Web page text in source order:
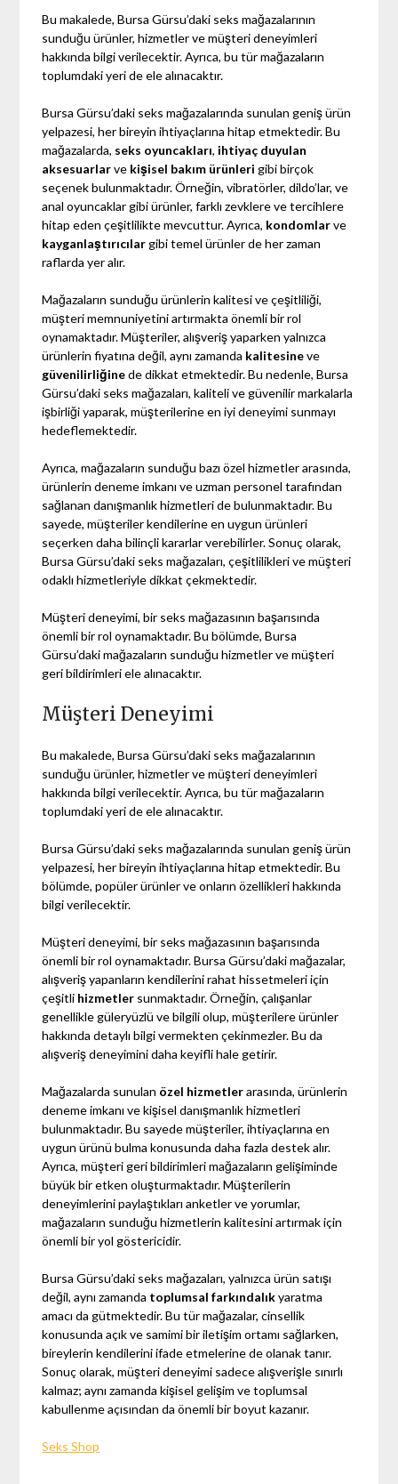
Bu makalede, Bursa Gürsu’daki seks mağazalarının
sunduğu ürünler, hizmetler ve müşteri deneyimleri
hakkında bilgi verilecektir. Ayrıca, bu tür mağazaların
toplumdaki yeri de ele alınacaktır.
Bursa Gürsu’daki seks mağazalarında sunulan geniş ürün
yelpazesi, her bireyin ihtiyaçlarına hitap etmektedir. Bu
mağazalarda, seks oyuncakları, ihtiyaç duyulan
aksesuarlarve kişisel bakım ürünleri gibi birçok
seçenek bulunmaktadır. Örneğin, vibratörler, dildo’lar, ve
anal oyuncaklar gibi ürünler, farklı zevklere ve tercihlere
hitap eden çeşitlilikte mevcuttur. Ayrıca, kondomlarve
kayganlaştırıcılargibi temel ürünler de her zaman
raflarda yer alır.
Mağazaların sunduğu ürünlerin kalitesi ve çeşitliliği,
müşteri memnuniyetini artırmakta önemli bir rol
oynamaktadır. Müşteriler, alışveriş yaparken yalnızca
ürünlerin fiyatına değil, aynı zamanda kalitesineve
güvenilirliğinede dikkat etmektedir. Bu nedenle, Bursa
Gürsu’daki seks mağazaları, kaliteli ve güvenilir markalarla
işbirliği yaparak, müşterilerine en iyi deneyimi sunmayı
hedeflemektedir.
Ayrıca, mağazaların sunduğu bazı özel hizmetler arasında,
ürünlerin deneme imkanı ve uzman personel tarafından
sağlanan danışmanlık hizmetleri de bulunmaktadır. Bu
sayede, müşteriler kendilerine en uygun ürünleri
seçerken daha bilinçli kararlar verebilirler. Sonuç olarak,
Bursa Gürsu’daki seks mağazaları, çeşitlilikleri ve müşteri
odaklı hizmetleriyle dikkat çekmektedir.
Müşteri deneyimi, bir seks mağazasının başarısında
önemli bir rol oynamaktadır. Bu bölümde, Bursa
Gürsu’daki mağazaların sunduğu hizmetler ve müşteri
geri bildirimleri ele alınacaktır.
Müşteri Deneyimi
Bu makalede, Bursa Gürsu’daki seks mağazalarının
sunduğu ürünler, hizmetler ve müşteri deneyimleri
hakkında bilgi verilecektir. Ayrıca, bu tür mağazaların
toplumdaki yeri de ele alınacaktır.
Bursa Gürsu’daki seks mağazalarında sunulan geniş ürün
yelpazesi, her bireyin ihtiyaçlarına hitap etmektedir. Bu
bölümde, popüler ürünler ve onların özellikleri hakkında
bilgi verilecektir.
Müşteri deneyimi, bir seks mağazasının başarısında
önemli bir rol oynamaktadır. Bursa Gürsu’daki mağazalar,
alışveriş yapanların kendilerini rahat hissetmeleri için
çeşitli hizmetler sunmaktadır. Örneğin, çalışanlar
genellikle güleryüzlü ve bilgili olup, müşterilere ürünler
hakkında detaylı bilgi vermekten çekinmezler. Bu da
alışveriş deneyimini daha keyifli hale getirir.
Mağazalarda sunulan özel hizmetlerarasında, ürünlerin
deneme imkanı ve kişisel danışmanlık hizmetleri
bulunmaktadır. Bu sayede müşteriler, ihtiyaçlarına en
uygun ürünü bulma konusunda daha fazla destek alır.
Ayrıca, müşteri geri bildirimleri mağazaların gelişiminde
büyük bir etken oluşturmaktadır. Müşterilerin
deneyimlerini paylaştıkları anketler ve yorumlar,
mağazaların sunduğu hizmetlerin kalitesini artırmak için
önemli bir yol göstericidir.
Bursa Gürsu’daki seks mağazaları, yalnızca ürün satışı
değil, aynı zamanda toplumsal farkındalıkyaratma
amacı da gütmektedir. Bu tür mağazalar, cinsellik
konusunda açık ve samimi bir iletişim ortamı sağlarken,
bireylerin kendilerini ifade etmelerine de olanak tanır.
Sonuç olarak, müşteri deneyimi sadece alışverişle sınırlı
kalmaz; aynı zamanda kişisel gelişim ve toplumsal
kabullenme açısından da önemli bir boyut kazanır.
Seks Shop